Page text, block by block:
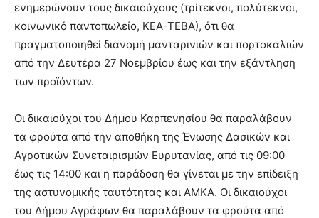
ενημερώνουν τους δικαιούχους (τρίτεκνοι, πολύτεκνοι,
κοινωνικό παντοπωλείο, ΚΕΑ-ΤΕΒΑ), ότι θα
πραγματοποιηθεί διανομή μανταρινιών και πορτοκαλιών
από την Δευτέρα 27 Νοεμβρίου έως και την εξάντληση
των προϊόντων.
Οι δικαιούχοι του Δήμου Καρπενησίου θα παραλάβουν
τα φρούτα από την αποθήκη της Ένωσης Δασικών και
Αγροτικών Συνεταιρισμών Ευρυτανίας, από τις 09:00
έως τις 14:00 και η παράδοση θα γίνεται με την επίδειξη
της αστυνομικής ταυτότητας και ΑΜΚΑ. Οι δικαιούχοι
του Δήμου Αγράφων θα παραλάβουν τα φρούτα από